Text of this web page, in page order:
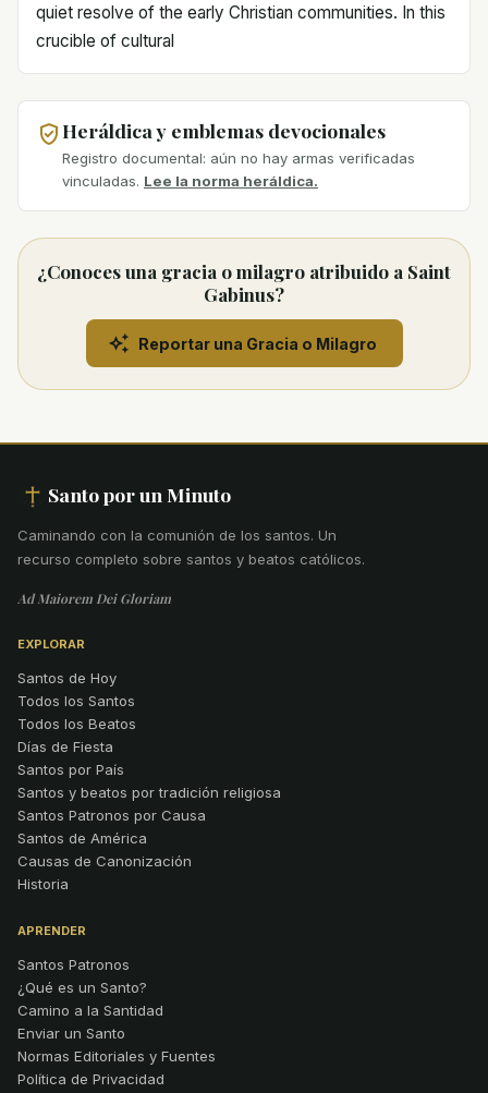
quiet resolve of the early Christian communities. In this
crucible of cultural
Heráldica y emblemas devocionales
Registro documental: aún no hay armas verificadas
vinculadas. Lee la norma heráldica.
¿Conoces una gracia o milagro atribuido a Saint
Gabinus?
Reportar una Gracia o Milagro
Santo por un Minuto
Caminando con la comunión de los santos. Un
recurso completo sobre santos y beatos católicos.
Ad Maiorem Dei Gloriam
EXPLORAR
Santos de Hoy
Todos los Santos
Todos los Beatos
Días de Fiesta
Santos por País
Santos y beatos por tradición religiosa
Santos Patronos por Causa
Santos de América
Causas de Canonización
Historia
APRENDER
Santos Patronos
¿Qué es un Santo?
Camino a la Santidad
Enviar un Santo
Normas Editoriales y Fuentes
Política de Privacidad